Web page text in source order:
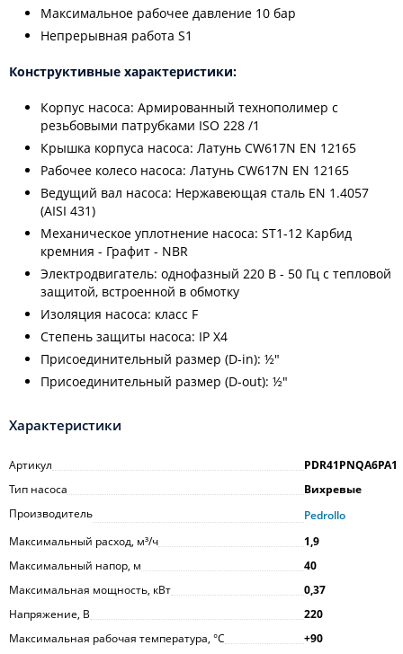
Максимальное рабочее давление 10 бар
Непрерывная работа S1
Конструктивные характеристики:
Корпус насоса: Армированный технополимер с
резьбовыми патрубками ISО 228 /1
Крышка корпуса насоса: Латунь CW617N EN 12165
Рабочее колесо насоса: Латунь CW617N EN 12165
Ведущий вал насоса: Нержавеющая сталь EN 1.4057
(AISI 431)
Механическое уплотнение насоса: ST1-12 Карбид
кремния - Графит - NBR
Электродвигатель: однофазный 220 В - 50 Гц с тепловой
защитой, встроенной в обмотку
Изоляция насоса: класс F
Степень защиты насоса: IP Х4
Присоединительный размер (D-in): ½"
Присоединительный размер (D-out): ½"
Характеристики
Артикул
PDR41PNQA6PA1
Тип насоса
Вихревые
Производитель
Pedrollo
Максимальный расход, м³/ч
1,9
Максимальный напор, м
40
Максимальная мощность, кВт
0,37
Напряжение, В
220
Максимальная рабочая температура, °С
+90